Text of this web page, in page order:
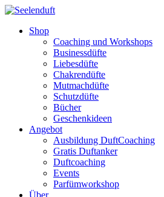
Shop
Coaching und Workshops
Businessdüfte
Liebesdüfte
Chakrendüfte
Mutmachdüfte
Schutzdüfte
Bücher
Geschenkideen
Angebot
Ausbildung DuftCoaching
Gratis Duftanker
Duftcoaching
Events
Parfümworkshop
Über